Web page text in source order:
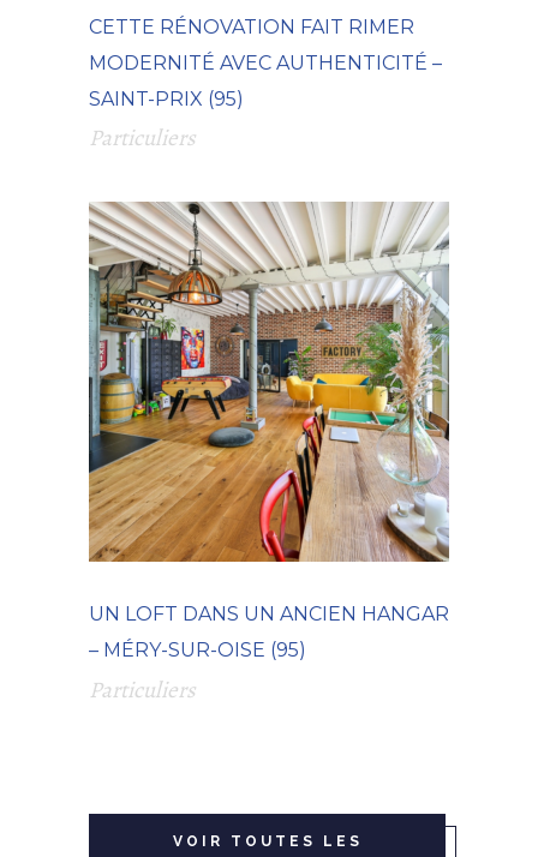
CETTE RÉNOVATION FAIT RIMER
MODERNITÉ AVEC AUTHENTICITÉ –
SAINT-PRIX (95)
Particuliers
UN LOFT DANS UN ANCIEN HANGAR
– MÉRY-SUR-OISE (95)
Particuliers
VOIR TOUTES LES